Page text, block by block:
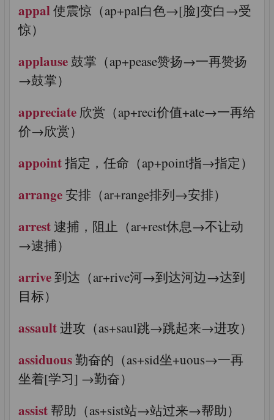
appal使震惊（ap+pal白色→[脸]变白→受
惊）
applause 鼓掌（ap+pease赞扬→一再赞扬
→鼓掌）
appreciate 欣赏（ap+reci价值+ate→一再给
价→欣赏）
appoint指定，任命（ap+point指→指定）
arrange安排（ar+range排列→安排）
arrest 逮捕，阻止（ar+rest休息→不让动
→逮捕）
arrive到达（ar+rive河→到达河边→达到
目标）
assault进攻（as+saul跳→跳起来→进攻）
assiduous勤奋的（as+sid坐+uous→一再
坐着[学习] →勤奋）
assist 帮助（as+sist站→站过来→帮助）